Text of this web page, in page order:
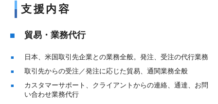
支援内容
貿易・業務代行
日本、米国取引先企業との業務全般。発注、受注の代行業務
取引先からの受注／発注に応じた貿易、通関業務全般
カスタマーサポート、クライアントからの連絡、通達、お問
い合わせ業務代行